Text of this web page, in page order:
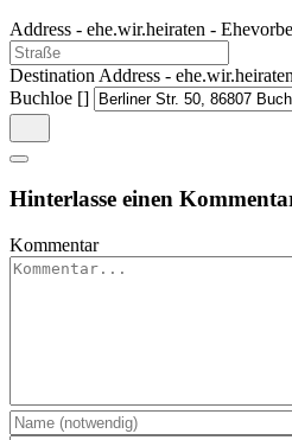
Address - ehe.wir.heiraten -
Destination Address -
Buchloe []
Hinterlasse einen
Kommentar